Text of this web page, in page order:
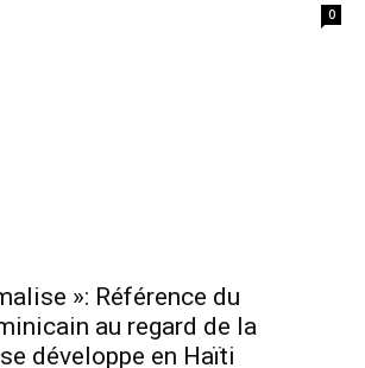
0
»: Référence du
au regard de la
développe en Haïti